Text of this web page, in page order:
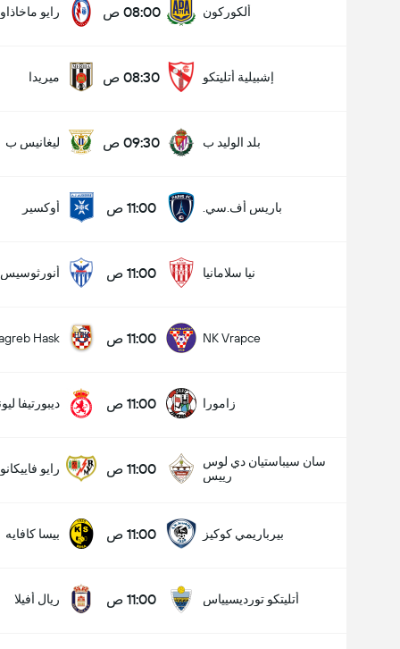
ألكوركون 08:00 ص رايو
إشبيلية أتليتكو 08:30 ص ميريدا
بلد الوليد ب 09:30 ص ليغانيس ب
باريس أف.سي. 11:00 ص أوكسير
نيا سلامانيا 11:00 ص أنورثوسيس
NK Vrapce 11:00 ص Hask
زامورا 11:00 ص ديبورتيفا
سان سيباستيان دي لوس
رييس
11:00 ص رايو فاييكانو
بيرباريمي كوكيز 11:00 ص بيسا كافايه
أتليتكو تورديسيياس 11:00 ص ريال أفيلا